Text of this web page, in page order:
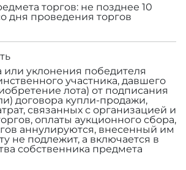
торгов: не позднее 10
дня проведения торгов
или уклонения победителя
участника, давшего
лота) от подписания
договора купли-продажи,
связанных с организацией и
оплаты аукционного сбора,
аннулируются, внесенный им
не подлежит, а включается в
собственника предмета